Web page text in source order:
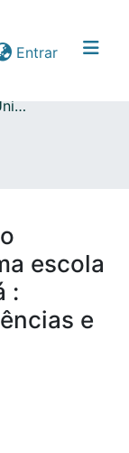
Entrar(current)
ULusófona - Centro Universitário de Lisboa
escola
:
e